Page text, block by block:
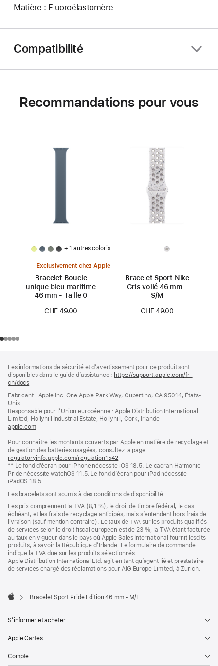
Matière : Fluoroélastomère
Compatibilité
Recommandations pour vous
+ 1 autres coloris
Exclusivement chez Apple
Bracelet Boucle
unique bleu maritime
46 mm - Taille 0
CHF 49.00
Bracelet Sport Nike
Gris voilé 46 mm -
S/M
CHF 49.00
de
page
de
bas
page
Les informations de sécurité et d’avertissement pour ce produit sont
disponibles dans le guide d’assistance : https://support.apple.com/fr-
ch/docs
une
fenêtre)
Fabricant : Apple Inc. One Apple Park Way, Cupertino, CA 95014, États-
Unis.
Responsable pour l’Union européenne : Apple Distribution International
Limited, Hollyhill Industrial Estate, Hollyhill, Cork, Irlande
apple.com(s’ouvre
une
nouvelle
fenêtre)
Pour connaître les montants couverts par Apple en matière de recyclage et
de gestion des batteries usagées, consultez la page
regulatoryinfo.apple.com/regulation1542
dans
une
** Le fond d’écran pour iPhone nécessite iOS 18.5. Le cadran Harmonie
Pride nécessite watchOS 11.5. Le fond d’écran pour iPad nécessite
iPadOS 18.5.
Les bracelets sont soumis à des conditions de disponibilité.
Les prix comprennent la TVA (8,1 %), le droit de timbre fédéral, le cas
échéant, et les frais de recyclage anticipés, mais s’entendent hors frais de
livraison (sauf mention contraire). Le taux de TVA sur les produits qualifiés
de services selon le droit fiscal européen est de 23 %, la TVA étant facturée
au taux en vigueur dans le pays où Apple Sales International fournit lesdits
produits, à savoir la République d’Irlande. Le formulaire de commande
indique la TVA due sur les produits sélectionnés.
Apple Distribution International Ltd. agit en tant qu’agent lié et prestataire
de services chargé des réclamations pour AIG Europe Limited, à Zurich.
Bracelet Sport Pride Edition 46 mm - M/L
S’informer et acheter
Apple Cartes
Compte